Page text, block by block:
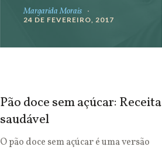
Margarida Morais
24 DE FEVEREIRO, 2017
Pão doce sem açúcar: Receita
saudável
O pão doce sem açúcar é uma versão